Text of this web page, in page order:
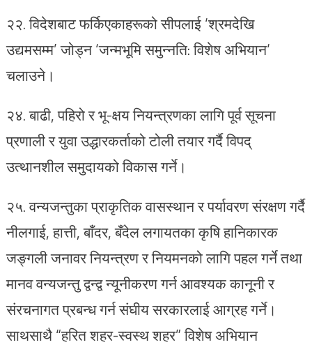
२२.⁠ ⁠विदेशबाट फर्किएकाहरूको सीपलाई ‘श्रमदेखि
उद्यमसम्म’ जोड्न ‘जन्मभूमि समुन्नति: विशेष अभियान‘
चलाउने।
२४.⁠ ⁠बाढी, पहिरो र भू-क्षय नियन्त्रणका लागि पूर्व सूचना
प्रणाली र युवा उद्धारकर्ताको टोली तयार गर्दै विपद्
उत्थानशील समुदायको विकास गर्ने।
२५.⁠ वन्यजन्तुका प्राकृतिक वासस्थान र पर्यावरण संरक्षण गर्दै
नीलगाई, हात्ती, बाँदर, बँदेल लगायतका कृषि हानिकारक
जङ्गली जनावर नियन्त्रण र नियमनको लागि पहल गर्ने तथा
मानव वन्यजन्तु द्वन्द्व न्यूनीकरण गर्न आवश्यक कानूनी र
संरचनागत प्रबन्ध गर्न संघीय सरकारलाई आग्रह गर्ने।
साथसाथै “हरित शहर-स्वस्थ शहर” विशेष अभियान